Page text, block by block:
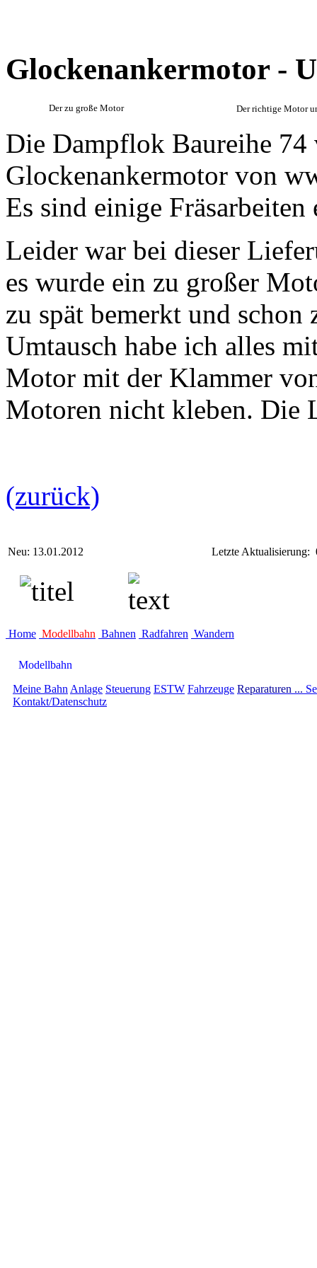
Glockenankermotor -
Der zu große Motor Der richtige Motor
Die Dampflok Baureihe
Glockenankermotor von
Es sind einige
Leider war bei dieser
es wurde ein zu großer
zu spät bemerkt und
Umtausch habe ich alles
Motor mit der Klammer
Motoren nicht kleben. Die
(zurück)
Neu: 13.01.2012 Letzte Aktualisierung:
Home Modellbahn Bahnen Radfahren Wandern
Modellbahn
Meine Bahn Anlage Steuerung ESTW Fahrzeuge Reparaturen ...
Kontakt/Datenschutz